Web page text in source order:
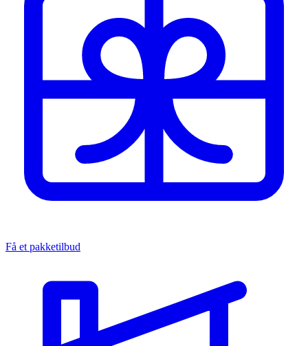
Få et pakketilbud